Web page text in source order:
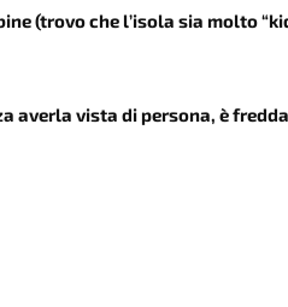
(trovo che l’isola sia molto
averla vista di persona, è